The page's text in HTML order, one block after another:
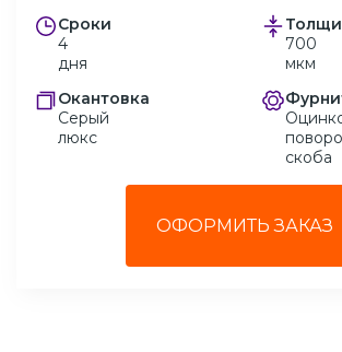
Сроки
4
дня
700
мкм
Окантовка
Серый
люкс
скоба
ОФОРМИТЬ ЗАКАЗ